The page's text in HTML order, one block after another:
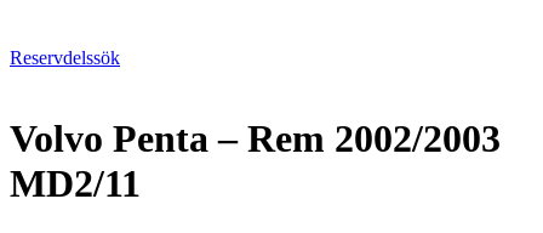
Reservdelssök
Volvo Penta – Rem 2002/2003
MD2/11